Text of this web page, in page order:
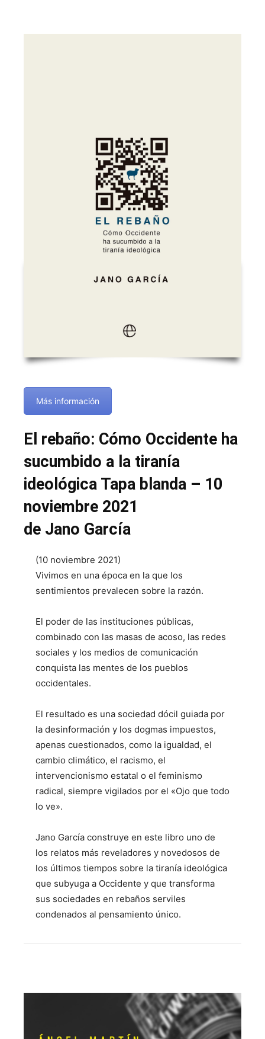
Más información
El rebaño: Cómo Occidente ha
sucumbido a la tiranía
ideológica Tapa blanda – 10
noviembre 2021
de Jano García
(10 noviembre 2021)
Vivimos en una época en la que los
sentimientos prevalecen sobre la razón.
El poder de las instituciones públicas,
combinado con las masas de acoso, las redes
sociales y los medios de comunicación
conquista las mentes de los pueblos
occidentales.
El resultado es una sociedad dócil guiada por
la desinformación y los dogmas impuestos,
apenas cuestionados, como la igualdad, el
cambio climático, el racismo, el
intervencionismo estatal o el feminismo
radical, siempre vigilados por el «Ojo que todo
lo ve».
Jano García construye en este libro uno de
los relatos más reveladores y novedosos de
los últimos tiempos sobre la tiranía ideológica
que subyuga a Occidente y que transforma
sus sociedades en rebaños serviles
condenados al pensamiento único.